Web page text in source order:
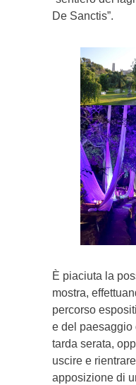
De Sanctis”.
È piaciuta la
mostra,
percorso
e del paesaggio
tarda serata,
uscire e
apposizione di